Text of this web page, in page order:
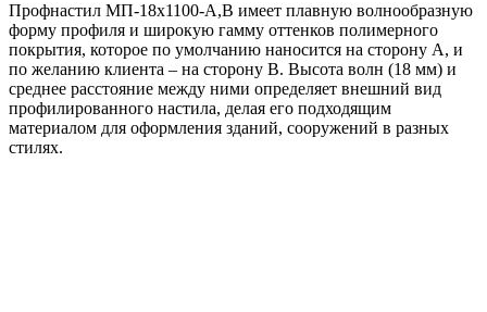
Профнастил МП-18х1100-А,В имеет плавную волнообразную
форму профиля и широкую гамму оттенков полимерного
покрытия, которое по умолчанию наносится на сторону А, и
по желанию клиента – на сторону В. Высота волн (18 мм) и
среднее расстояние между ними определяет внешний вид
профилированного настила, делая его подходящим
материалом для оформления зданий, сооружений в разных
стилях.